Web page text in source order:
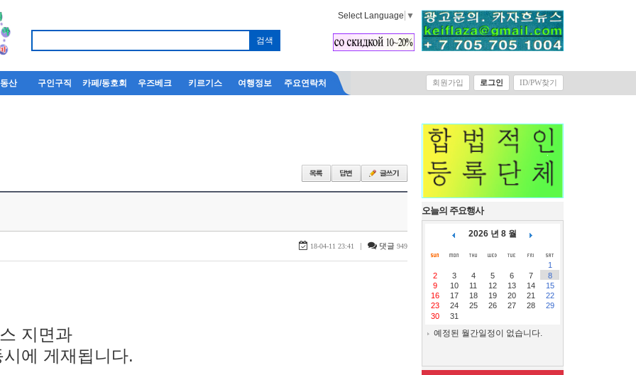
Select Language ▼
산 구인구직 카페/동호회 우즈베크 키르기스 여행정보 주요연락처 회원가입 로그인 ID/PW찾기
18-04-11 23:41 | 댓글 949
지면과
에 게재됩니다.
오늘의 주요행사
2026 년 8 월
1
2
3 4 5 6 7
8
9
10 11 12 13 14
15
16
17 18 19 20 21
22
23
24 25 26 27 28
29
30
31
예정된 월간일정이 없습니다.